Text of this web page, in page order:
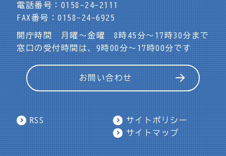
電話番号：0158-24-2111
FAX番号：0158-24-6925
開庁時間 月曜～金曜 8時45分～17時30分まで
窓口の受付時間は、9時00分～17時00分です
お問い合わせ
RSS
サイトポリシー
サイトマップ